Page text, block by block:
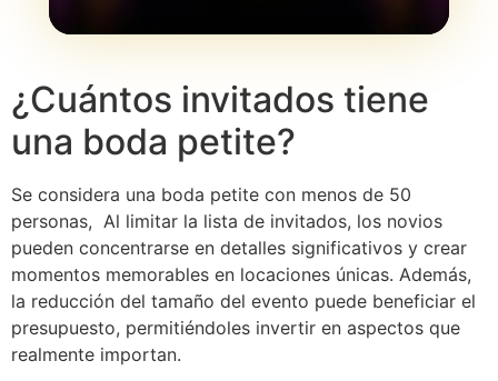
¿Cuántos invitados tiene
una boda petite?
Se considera una boda petite con menos de 50
personas, Al limitar la lista de invitados, los novios
pueden concentrarse en detalles significativos y crear
momentos memorables en locaciones únicas. Además,
la reducción del tamaño del evento puede beneficiar el
presupuesto, permitiéndoles invertir en aspectos que
realmente importan.